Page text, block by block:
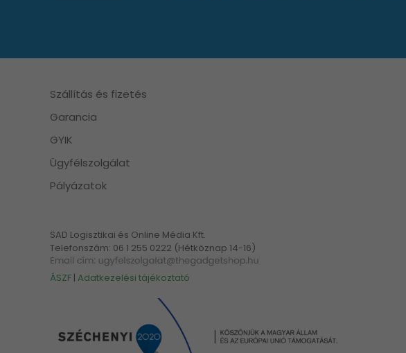
Szállítás és fizetés
Garancia
GYIK
Ügyfélszolgálat
Pályázatok
SAD Logisztikai és Online Média Kft.
Telefonszám: 06 1 255 0222 (Hétköznap 14-16)
ÁSZF | Adatkezelési tájékoztató